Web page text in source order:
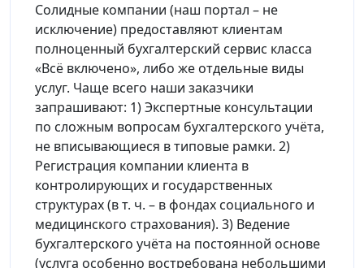
Солидные компании (наш портал – не
исключение) предоставляют клиентам
полноценный бухгалтерский сервис класса
«Всё включено», либо же отдельные виды
услуг. Чаще всего наши заказчики
запрашивают: 1) Экспертные консультации
по сложным вопросам бухгалтерского учёта,
не вписывающиеся в типовые рамки. 2)
Регистрация компании клиента в
контролирующих и государственных
структурах (в т. ч. – в фондах социального и
медицинского страхования). 3) Ведение
бухгалтерского учёта на постоянной основе
(услуга особенно востребована небольшими